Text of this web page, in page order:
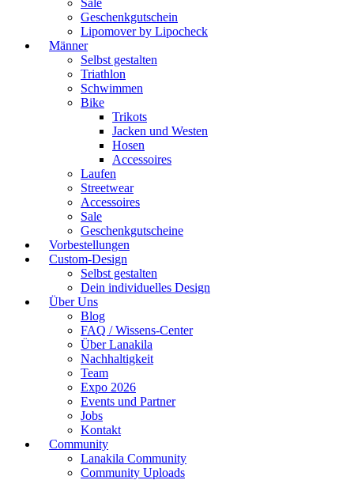
Geschenkgutschein
Lipomover by Lipocheck
Männer
Selbst gestalten
Triathlon
Schwimmen
Bike
Trikots
Jacken und Westen
Hosen
Accessoires
Laufen
Streetwear
Accessoires
Sale
Geschenkgutscheine
Vorbestellungen
Custom-Design
Selbst gestalten
Dein individuelles Design
Über Uns
Blog
FAQ / Wissens-Center
Über Lanakila
Nachhaltigkeit
Team
Expo 2026
Events und Partner
Jobs
Kontakt
Community
Lanakila Community
Community Uploads